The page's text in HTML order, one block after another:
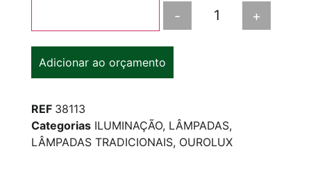
- +
Adicionar ao orçamento
REF 38113
Categorias ILUMINAÇÃO, LÂMPADAS,
LÂMPADAS TRADICIONAIS, OUROLUX